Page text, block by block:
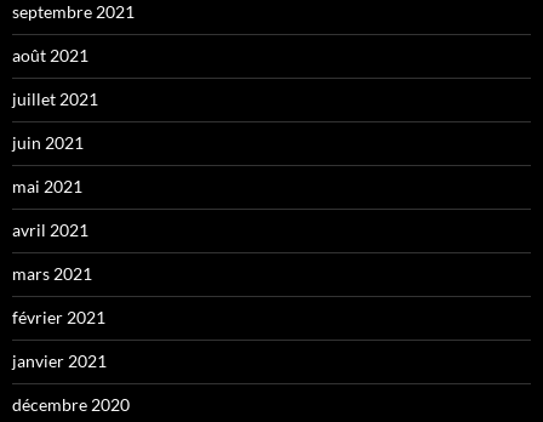
septembre 2021
août 2021
juillet 2021
juin 2021
mai 2021
avril 2021
mars 2021
février 2021
janvier 2021
décembre 2020